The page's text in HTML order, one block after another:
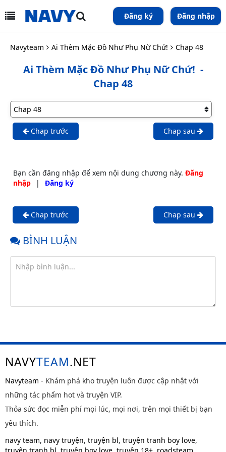
Đăng ký Đăng nhập
Navyteam Ai Thèm Mặc Đồ Như Phụ Nữ Chứ! Chap 48
Ai Thèm Mặc Đồ Như Phụ Nữ Chứ! -
Chap 48
Chap trước Chap sau
Bạn cần đăng nhập để xem nội dung chương này. Đăng
nhập
| Đăng ký
Chap trước Chap sau
BÌNH LUẬN
NAVYTEAM.NET
Navyteam - Khám phá kho truyện luôn được cập nhật với
những tác phẩm hot và truyện VIP.
Thỏa sức đọc miễn phí mọi lúc, mọi nơi, trên mọi thiết bị bạn
yêu thích.
navy team, navy truyện, truyện bl, truyện tranh boy love,